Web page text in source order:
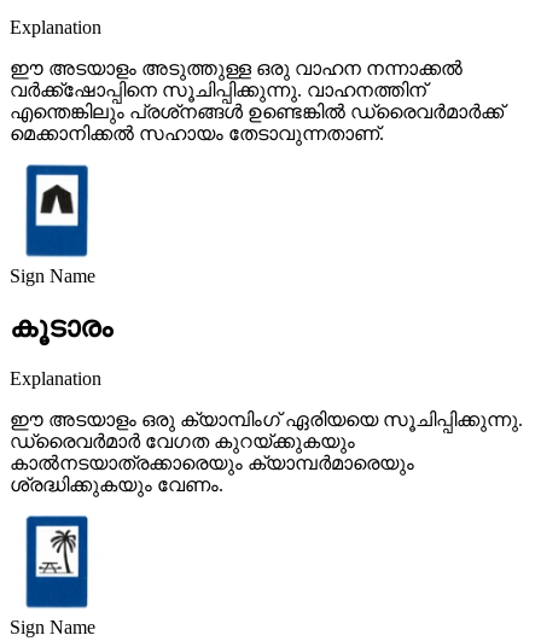
Explanation
ഈ അടയാളം അടുത്തുള്ള ഒരു വാഹന നന്നാക്കൽ
വർക്ക്‌ഷോപ്പിനെ സൂചിപ്പിക്കുന്നു. വാഹനത്തിന്
എന്തെങ്കിലും പ്രശ്‌നങ്ങൾ ഉണ്ടെങ്കിൽ ഡ്രൈവർമാർക്ക്
മെക്കാനിക്കൽ സഹായം തേടാവുന്നതാണ്.
Sign Name
കൂടാരം
Explanation
ഈ അടയാളം ഒരു ക്യാമ്പിംഗ് ഏരിയയെ സൂചിപ്പിക്കുന്നു.
ഡ്രൈവർമാർ വേഗത കുറയ്ക്കുകയും
കാൽനടയാത്രക്കാരെയും ക്യാമ്പർമാരെയും
ശ്രദ്ധിക്കുകയും വേണം.
Sign Name